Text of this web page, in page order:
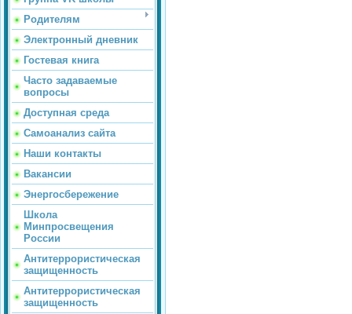
Родителям
Электронный дневник
Гостевая книга
Часто задаваемые
вопросы
Доступная среда
Самоанализ сайта
Наши контакты
Вакансии
Энергосбережение
Школа
Минпросвещения
России
Антитеррористическая
защищенность
Антитеррористическая
защищенность